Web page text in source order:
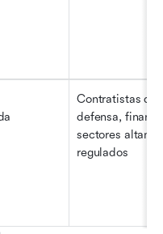
Contratistas de
defensa,
sectores
regulados